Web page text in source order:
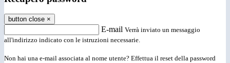
button close ×
E-mail Verrà inviato un messaggio
all'indirizzo indicato con le istruzioni necessarie.
Non hai una e-mail associata al nome utente? Effettua il reset della password